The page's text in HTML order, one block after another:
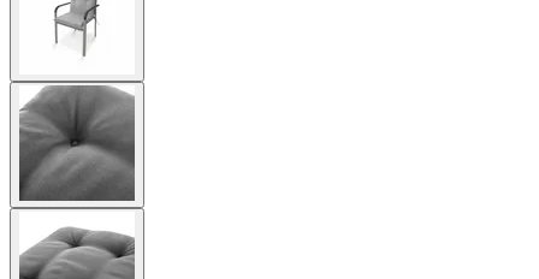
View
larger
image
larger
image